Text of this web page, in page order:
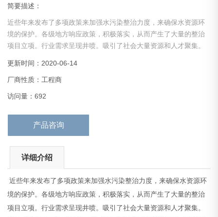
简要描述：
近些年来发布了多项政策来加强水污染整治力度，来确保水资源环
境的保护。各级地方响应政策，积极落实，从而产生了大量的整治
项目立项。行业需求呈现井喷。吸引了社会大量资源和人才聚集。
故层出，施工质量难以得到保证。还有些企业，没经验，没资质，
甚至缺少项目所需启动资金就仓促上马，以上综合原因导致行业乱
象林立。
更新时间：2020-06-14
厂商性质：工程商
访问量：692
产品咨询
详细介绍
近些年来发布了多项政策来加强水污染整治力度，来确保水资源环
境的保护。各级地方响应政策，积极落实，从而产生了大量的整治
项目立项。行业需求呈现井喷。吸引了社会大量资源和人才聚集。